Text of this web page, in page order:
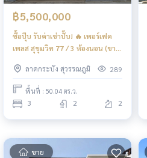
฿5,500,000
ซื้อปุ๊บ รับค่าเช่าปั๊บ! 🔥 เพอร์เฟค
เพลส สุขุมวิท 77 / 3 ห้องนอน (ขาย
Sukhumvit 77 / 3 Bedrooms
(SALE WITH TENANT) POON033
ลาดกระบัง สุวรรณภูมิ 289
พื้นที่ : 50.04 ตร.ว.
3 2 2
ขาย